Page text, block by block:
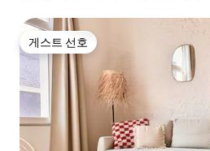
게스트 선호
게스트 선호